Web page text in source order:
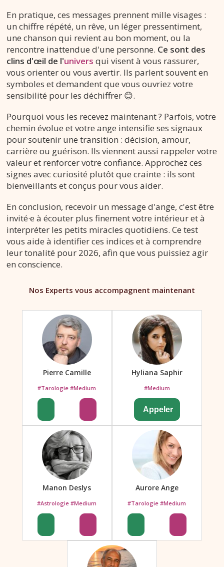
En pratique, ces messages prennent mille visages :
un chiffre répété, un rêve, un léger pressentiment,
une chanson qui revient au bon moment, ou la
rencontre inattendue d'une personne. Ce sont des
clins d'œil de l'univers qui visent à vous rassurer,
vous orienter ou vous avertir. Ils parlent souvent en
symboles et demandent que vous ouvriez votre
sensibilité pour les déchiffrer 😊.
Pourquoi vous les recevez maintenant ? Parfois, votre
chemin évolue et votre ange intensifie ses signaux
pour soutenir une transition : décision, amour,
carrière ou guérison. Ils viennent aussi rappeler votre
valeur et renforcer votre confiance. Approchez ces
signes avec curiosité plutôt que crainte : ils sont
bienveillants et conçus pour vous aider.
En conclusion, recevoir un message d'ange, c'est être
invité·e à écouter plus finement votre intérieur et à
interpréter les petits miracles quotidiens. Ce test
vous aide à identifier ces indices et à comprendre
leur tonalité pour 2026, afin que vous puissiez agir
en conscience.
Nos Experts vous accompagnent maintenant
Pierre Camille
#Tarologie #Medium
Hyliana Saphir
#Medium
Manon Deslys
#Astrologie #Medium
Aurore Ange
#Tarologie #Medium